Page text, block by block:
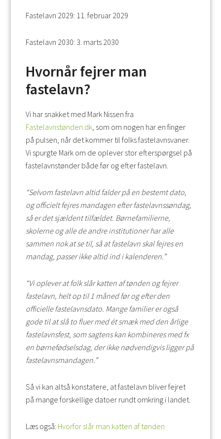
Fastelavn 2029: 11. februar 2029
Fastelavn 2030: 3. marts 2030
Hvornår fejrer man
fastelavn?
Vi har snakket med Mark Nissen fra
Fastelavnstønden.dk, som om nogen har en finger
på pulsen, når det kommer til folks fastelavnsvaner.
Vi spurgte Mark om de oplever stor efterspørgsel på
fastelavnstønder både før og efter fastelavn.
“Selvom fastelavn altid falder på en bestemt dato,
og officielt fejres mandagen efter fastelavnssøndag,
så er det sjældent tilfældet. Børnefamilierne,
skolerne og alle de andre institutioner har alle
sammen nok at se til, så at fastelavn skal fejres en
mandag, passer ikke altid ind i kalenderen.”
“Vi oplever at folk slår katten af tønden og fejrer
fastelavn, helt op til 1 måned før og efter den
officielle fastelavnsdato. Mange familier er også
gode til at slå to fluer med ét smæk med den årlige
fastelavnsfest, som sagtens kan kombineres med fx
en børnefødselsdag, der ikke nødvendigvis ligger på
fastelavnsmandagen.”
Så vi kan altså konstatere, at fastelavn bliver fejret
på mange forskellige datoer rundt omkring i landet.
Læs også: Hvorfor slår man katten af tønden